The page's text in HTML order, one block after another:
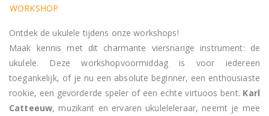
WORKSHOP
Ontdek de ukulele tijdens onze workshops!
Maak kennis met dit charmante viersnarige instrument: de
ukulele. Deze workshopvoormiddag is voor iedereen
toegankelijk, of je nu een absolute beginner, een enthousiaste
rookie, een gevorderde speler of een echte virtuoos bent. Karl
Catteeuw, muzikant en ervaren ukuleleleraar, neemt je mee